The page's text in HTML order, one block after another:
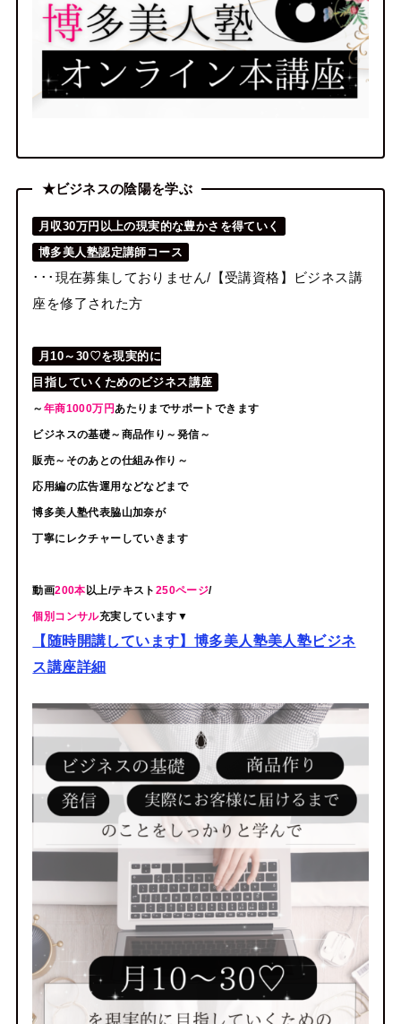
★ビジネスの陰陽を学ぶ
月収30万円以上の現実的な豊かさを得ていく
博多美人塾認定講師コース
･･･現在募集しておりません/【受講資格】ビジネス講
座を修了された方
月10～30♡を現実的に
目指していくためのビジネス講座
～ 年商1000万円 あたりまでサポートできます
ビジネスの基礎～商品作り～発信～
販売～そのあとの仕組み作り～
応用編の広告運用などなどまで
博多美人塾代表脇山加奈が
丁寧にレクチャーしていきます
動画200本 以上/テキスト 250ページ/
個別コンサル充実しています▼
【随時開講しています】博多美人塾美人塾ビジネ
ス講座詳細